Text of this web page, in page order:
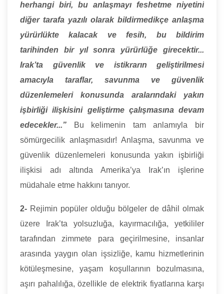
herhangi biri, bu anlaşmayı feshetme niyetini
diğer tarafa yazılı olarak bildirmedikçe anlaşma
yürürlükte kalacak ve fesih, bu bildirim
tarihinden bir yıl sonra yürürlüğe girecektir...
Irak’ta güvenlik ve istikrarın geliştirilmesi
amacıyla taraflar, savunma ve güvenlik
düzenlemeleri konusunda aralarındaki yakın
işbirliği ilişkisini geliştirme çalışmasına devam
edecekler...”
Bu kelimenin tam anlamıyla bir
sömürgecilik anlaşmasıdır! Anlaşma, savunma ve
güvenlik düzenlemeleri konusunda yakın işbirliği
ilişkisi adı altında Amerika’ya Irak’ın işlerine
müdahale etme hakkını tanıyor.
2- Rejimin popüler olduğu bölgeler de dâhil olmak
üzere Irak’ta yolsuzluğa, kayırmacılığa, yetkililer
tarafından zimmete para geçirilmesine, insanlar
arasında yaygın olan işsizliğe, kamu hizmetlerinin
kötüleşmesine, yaşam koşullarının bozulmasına,
aşırı pahalılığa, özellikle de elektrik fiyatlarına karşı